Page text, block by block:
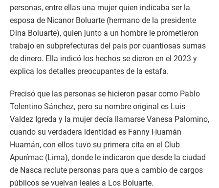
personas, entre ellas una mujer quien indicaba ser la
esposa de Nicanor Boluarte (hermano de la presidente
Dina Boluarte), quien junto a un hombre le prometieron
trabajo en subprefecturas del pais por cuantiosas sumas
de dinero. Ella indicó los hechos se dieron en el 2023 y
explica los detalles preocupantes de la estafa.
Precisó que las personas se hicieron pasar como Pablo
Tolentino Sánchez, pero su nombre original es Luis
Valdez Igreda y la mujer decía llamarse Vanesa Palomino,
cuando su verdadera identidad es Fanny Huamán
Huamán, con ellos tuvo su primera cita en el Club
Apurímac (Lima), donde le indicaron que desde la ciudad
de Nasca reclute personas para que a cambio de cargos
públicos se vuelvan leales a Los Boluarte.